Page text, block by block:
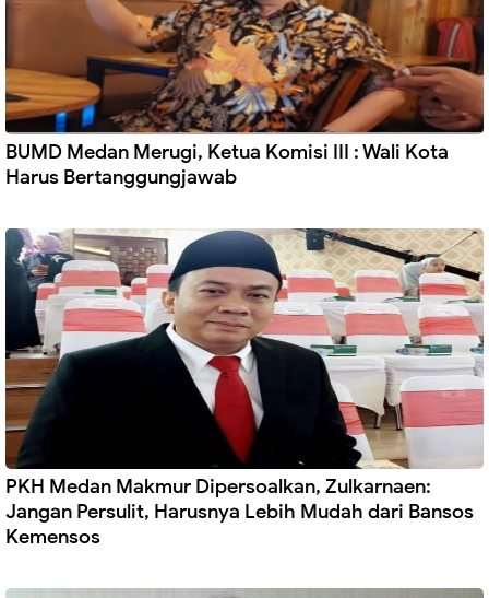
BUMD Medan Merugi, Ketua Komisi III : Wali Kota
Harus Bertanggungjawab
PKH Medan Makmur Dipersoalkan, Zulkarnaen:
Jangan Persulit, Harusnya Lebih Mudah dari Bansos
Kemensos